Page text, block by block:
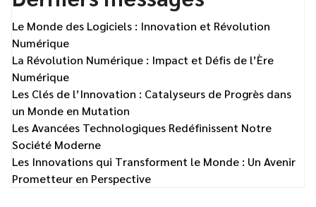
Le Monde des Logiciels : Innovation et Révolution
Numérique
La Révolution Numérique : Impact et Défis de l’Ère
Numérique
Les Clés de l’Innovation : Catalyseurs de Progrès dans
un Monde en Mutation
Les Avancées Technologiques Redéfinissent Notre
Société Moderne
Les Innovations qui Transforment le Monde : Un Avenir
Prometteur en Perspective